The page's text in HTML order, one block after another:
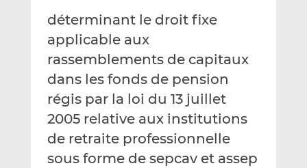
e
m
a
i
r
i
n
k
e
d
I
n
r
c
e
b
o
k
déterminant le droit fixe
applicable aux
rassemblements de capitaux
dans les fonds de pension
régis par la loi du 13 juillet
2005 relative aux institutions
de retraite professionnelle
sous forme de sepcav et assep